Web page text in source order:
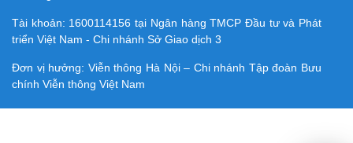
Tài khoản: 1600114156 tại Ngân hàng TMCP Ðầu tư và Phát
triển Việt Nam - Chi nhánh Sở Giao dịch 3
Đơn vị hưởng: Viễn thông Hà Nội – Chi nhánh Tập đoàn Bưu
chính Viễn thông Việt Nam